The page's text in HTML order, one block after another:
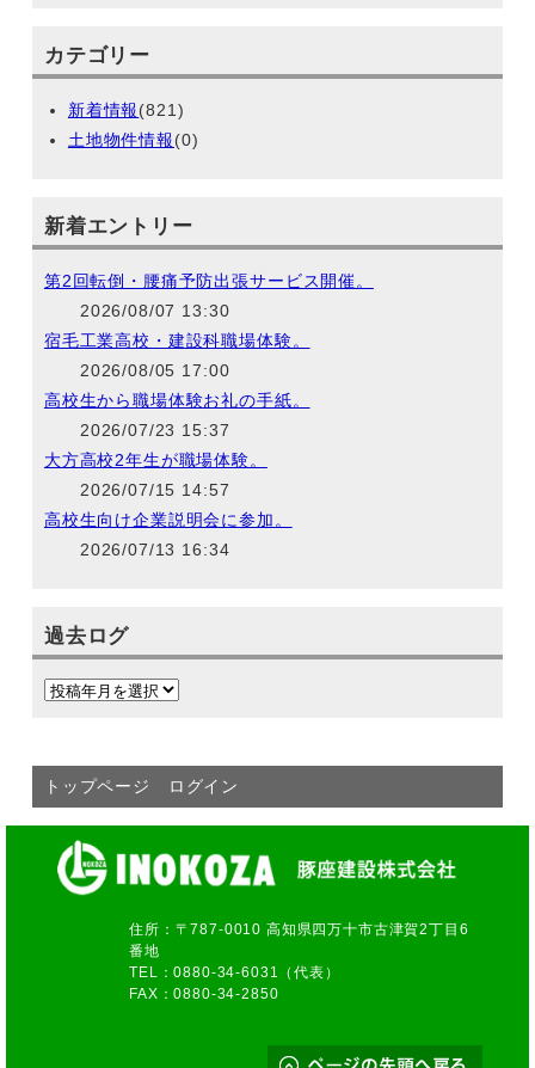
カテゴリー
新着情報(821)
土地物件情報(0)
新着エントリー
第2回転倒・腰痛予防出張サービス開催。
2026/08/07 13:30
宿毛工業高校・建設科職場体験。
2026/08/05 17:00
高校生から職場体験お礼の手紙。
2026/07/23 15:37
大方高校2年生が職場体験。
2026/07/15 14:57
高校生向け企業説明会に参加。
2026/07/13 16:34
過去ログ
トップページ ログイン
住所：〒787-0010 高知県四万十市古津賀2丁目6
番地
TEL：0880-34-6031（代表）
FAX：0880-34-2850